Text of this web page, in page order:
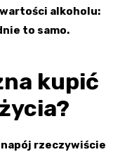
alkoholu:
to samo.
kupić
rzeczywiście